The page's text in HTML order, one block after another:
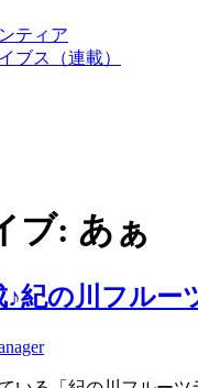
ティア
ブス（連載）
ブ: あぁ
紀の川フルー